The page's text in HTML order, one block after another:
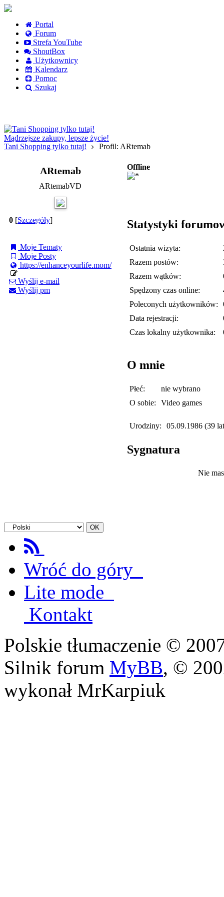
Portal
Forum
Strefa YouTube
ShoutBox
Użytkownicy
Kalendarz
Pomoc
Szukaj
Mądrzejsze zakupy, lepsze życie!
Tani Shopping tylko tutaj!
Profil: ARtemab
ARtemab
ARtemabVD
0 [Szczegóły]
Moje Tematy
Moje Posty
https://enhanceyourlife.mom/
Wyślij e-mail
Wyślij pm
Offline
Statystyki
Ostatnia wizyta:
Razem postów:
Razem wątków:
Spędzony czas online:
Poleconych użytkowników:
Data rejestracji:
Czas lokalny użytkownika:
O mnie
Płeć:
nie wybrano
O sobie:
Video games
Urodziny: 05.09.1986 (39
Sygnatura
Nie
Wróć do góry
Lite mode
Kontakt
Polskie tłumaczenie ©
Silnik forum MyBB, ©
wykonał MrKarpiuk